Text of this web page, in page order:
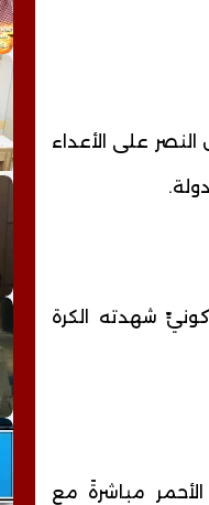
على الأعداء
شهدته الكرة
مباشرةً مع